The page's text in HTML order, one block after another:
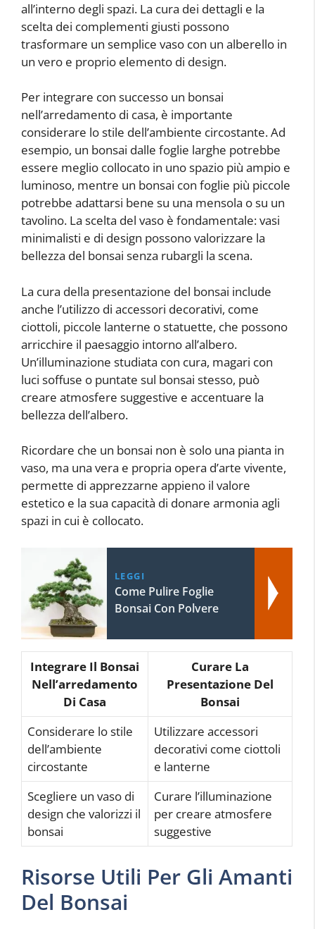
all’interno degli spazi. La cura dei dettagli e la
scelta dei complementi giusti possono
trasformare un semplice vaso con un alberello in
un vero e proprio elemento di design.
Per integrare con successo un bonsai
nell’arredamento di casa, è importante
considerare lo stile dell’ambiente circostante. Ad
esempio, un bonsai dalle foglie larghe potrebbe
essere meglio collocato in uno spazio più ampio e
luminoso, mentre un bonsai con foglie più piccole
potrebbe adattarsi bene su una mensola o su un
tavolino. La scelta del vaso è fondamentale: vasi
minimalisti e di design possono valorizzare la
bellezza del bonsai senza rubargli la scena.
La cura della presentazione del bonsai include
anche l’utilizzo di accessori decorativi, come
ciottoli, piccole lanterne o statuette, che possono
arricchire il paesaggio intorno all’albero.
Un’illuminazione studiata con cura, magari con
luci soffuse o puntate sul bonsai stesso, può
creare atmosfere suggestive e accentuare la
bellezza dell’albero.
Ricordare che un bonsai non è solo una pianta in
vaso, ma una vera e propria opera d’arte vivente,
permette di apprezzarne appieno il valore
estetico e la sua capacità di donare armonia agli
spazi in cui è collocato.
LEGGI
Come Pulire Foglie
Bonsai Con Polvere
Integrare Il Bonsai
Nell’arredamento
Di Casa
Curare La
Presentazione Del
Bonsai
Considerare lo stile
dell’ambiente
circostante
Utilizzare accessori
decorativi come ciottoli
e lanterne
Scegliere un vaso di
design che valorizzi il
bonsai
Curare l’illuminazione
per creare atmosfere
suggestive
Risorse Utili Per Gli Amanti
Del Bonsai